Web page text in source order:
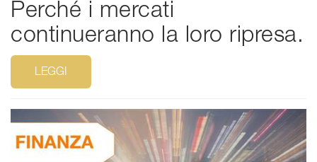
Perché i mercati
continueranno la loro ripresa.
LEGGI